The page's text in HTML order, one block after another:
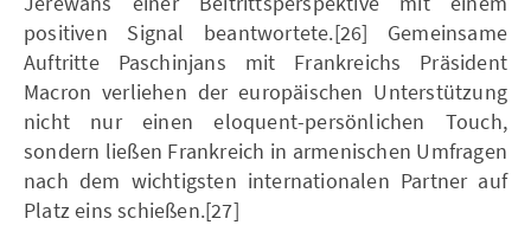
positiven Signal beantwortete.[26] Gemeinsame
Auftritte Paschinjans mit Frankreichs Präsident
Macron verliehen der europäischen Unterstützung
nicht nur einen eloquent-persönlichen Touch,
sondern ließen Frankreich in armenischen Umfragen
nach dem wichtigsten internationalen Partner auf
Platz eins schießen.[27]